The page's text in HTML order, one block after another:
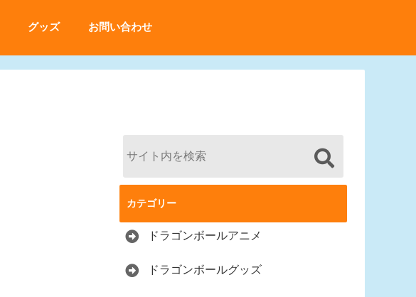
グッズ お問い合わせ
カテゴリー
ドラゴンボールアニメ
ドラゴンボールグッズ